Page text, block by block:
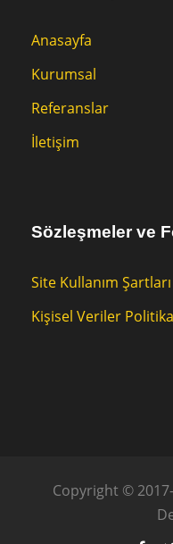
Anasayfa
Kurumsal
Referanslar
İletişim
Sözleşmeler ve
Site Kullanım Şartları
Kişisel Veriler
Copyright © 2017-